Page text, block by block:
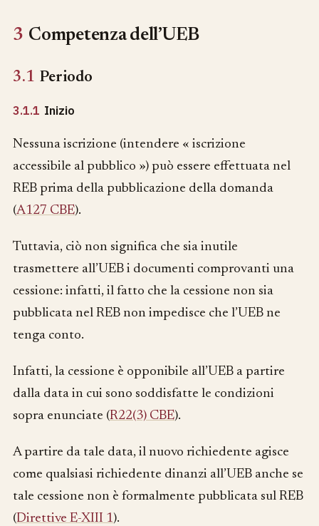
3 Competenza dell’UEB
3.1 Periodo
3.1.1 Inizio
Nessuna iscrizione (intendere « iscrizione
accessibile al pubblico ») può essere effettuata nel
REB prima della pubblicazione della domanda
(A127 CBE).
Tuttavia, ciò non significa che sia inutile
trasmettere all’UEB i documenti comprovanti una
cessione: infatti, il fatto che la cessione non sia
pubblicata nel REB non impedisce che l’UEB ne
tenga conto.
Infatti, la cessione è opponibile all’UEB a partire
dalla data in cui sono soddisfatte le condizioni
sopra enunciate (R22(3) CBE).
A partire da tale data, il nuovo richiedente agisce
come qualsiasi richiedente dinanzi all’UEB anche se
tale cessione non è formalmente pubblicata sul REB
(Direttive E-XIII 1).